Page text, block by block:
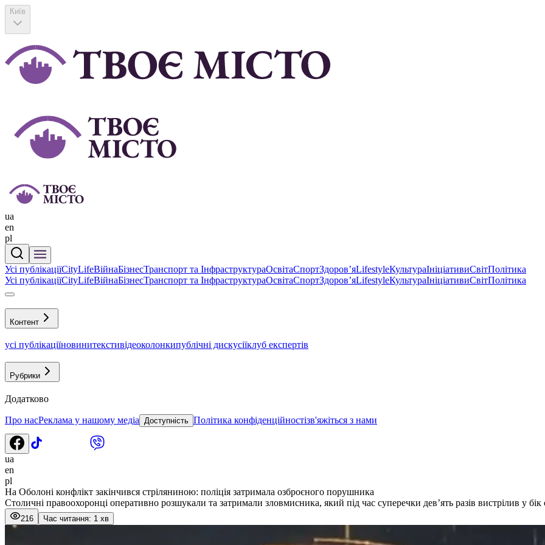
Київ
ua
en
pl
Усі публікаціїCityLifeВійнаБізнесТранспорт та ІнфраструктураОсвітаСпортЗдоровʼяLifestyleКультураІніціативиСвітПолітика
Усі публікаціїCityLifeВійнаБізнесТранспорт та ІнфраструктураОсвітаСпортЗдоровʼяLifestyleКультураІніціативиСвітПолітика
Контент
усі публікаціїновинитекстивідеоколонкипублічні дискусіїклуб експертів
Рубрики
Додатково
Про насРеклама у нашому медіа Доступність Політика конфіденційностізв'яжіться з нами
ua
en
pl
На Оболоні конфлікт закінчився стріляниною: поліція затримала озброєного порушника
Столичні правоохоронці оперативно розшукали та затримали зловмисника, який під час суперечки дев’ять разів вистрілив у бік
216 Час читання: 1 хв